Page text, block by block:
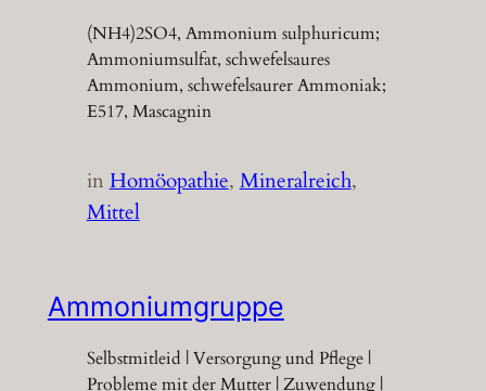
(NH4)2SO4, Ammonium sulphuricum;
Ammoniumsulfat, schwefelsaures
Ammonium, schwefelsaurer Ammoniak;
E517, Mascagnin
inHomöopathie, Mineralreich
Mittel
Ammoniumgruppe
Selbstmitleid | Versorgung und Pflege |
Probleme mit der Mutter | Zuwendung |